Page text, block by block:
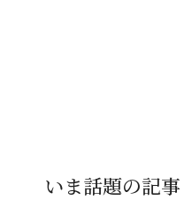
いま話題の記事